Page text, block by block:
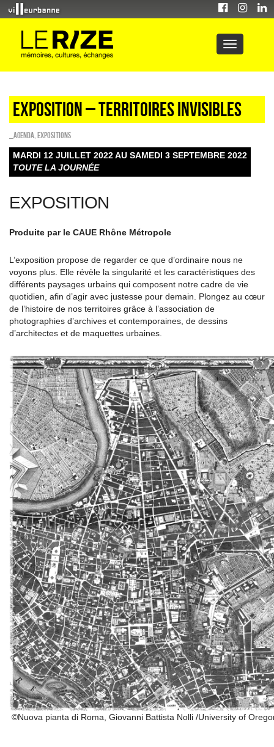
Exposition – Territoires invisibles
_Agenda EXPOSITIONS
MARDI 12 JUILLET 2022 AU SAMEDI 3 SEPTEMBRE 2022
TOUTE LA JOURNÉE
EXPOSITION
Produite par le CAUE Rhône Métropole
L’exposition propose de regarder ce que d’ordinaire nous ne
voyons plus. Elle révèle la singularité et les caractéristiques des
différents paysages urbains qui composent notre cadre de vie
quotidien, afin d’agir avec justesse pour demain. Plongez au cœur
de l’histoire de nos territoires grâce à l’association de
photographies d’archives et contemporaines, de dessins
d’architectes et de maquettes urbaines.
©Nuova pianta di Roma, Giovanni Battista Nolli /University of